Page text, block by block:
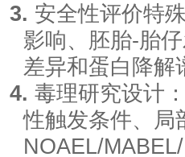
3. 安全性评价特
影响、胚胎-胎
差异和蛋白降解
4.毒理研究设计
性触发条件、局
NOAEL/